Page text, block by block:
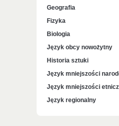
Geografia
Fizyka
Biologia
Język obcy nowożytny
Historia sztuki
Język mniejszości
Język mniejszości
Język regionalny